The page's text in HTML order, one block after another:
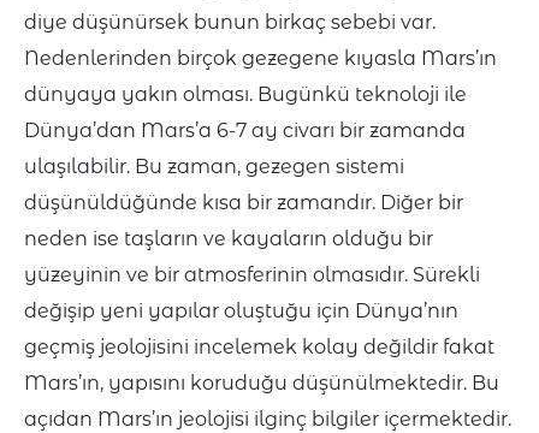
diye düşünürsek bunun birkaç sebebi var.
Nedenlerinden birçok gezegene kıyasla Mars’ın
dünyaya yakın olması. Bugünkü teknoloji ile
Dünya’dan Mars’a 6-7 ay civarı bir zamanda
ulaşılabilir. Bu zaman, gezegen sistemi
düşünüldüğünde kısa bir zamandır. Diğer bir
neden ise taşların ve kayaların olduğu bir
yüzeyinin ve bir atmosferinin olmasıdır. Sürekli
değişip yeni yapılar oluştuğu için Dünya’nın
geçmiş jeolojisini incelemek kolay değildir fakat
Mars’ın, yapısını koruduğu düşünülmektedir. Bu
açıdan Mars’ın jeolojisi ilginç bilgiler içermektedir.